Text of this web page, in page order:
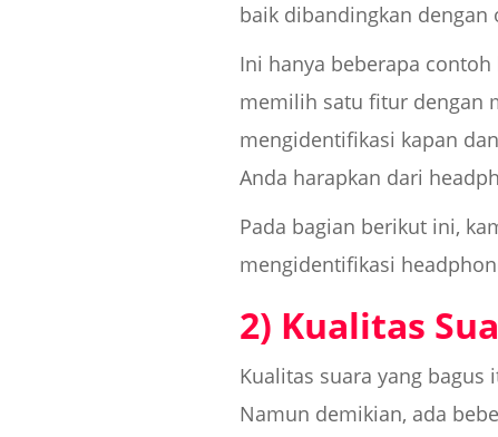
baik dibandingkan dengan
Ini hanya beberapa
memilih satu fitur dengan
mengidentifikasi kapan
Anda harapkan dari
Pada bagian berikut ini,
mengidentifikasi
2) Kualitas
Kualitas suara yang
Namun demikian, ada